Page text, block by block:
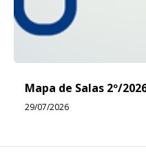
Mapa de Salas 2º/
29/07/2026